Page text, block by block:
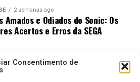
Consentimento de
2 semanas ago
Amados e Odiados do Sonic: Os
Acertos e Erros da SEGA